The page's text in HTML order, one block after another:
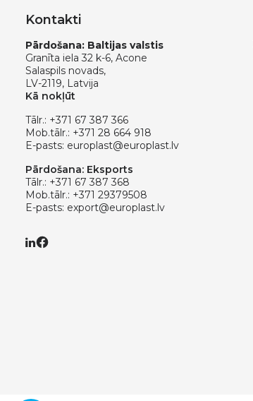
Kontakti
Pārdošana: Baltijas valstis
Granīta iela 32 k-6, Acone
Salaspils novads,
LV-2119, Latvija
Kā nokļūt
Tālr.: +371 67 387 366
Mob.tālr.: +371 28 664 918
E-pasts: europlast@europlast.lv
Pārdošana: Eksports
Tālr.: +371 67 387 368
Mob.tālr.: +371 29379508
E-pasts: export@europlast.lv